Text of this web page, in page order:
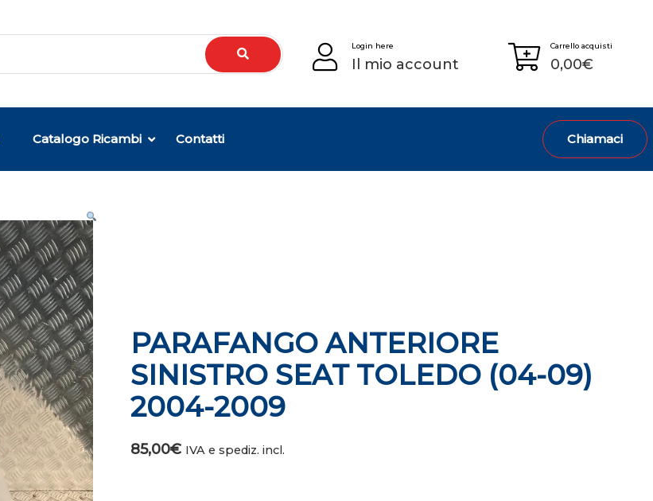
Login here
Il mio account
Carrello acquisti
0,00€
Catalogo Ricambi Contatti Chiamaci
PARAFANGO ANTERIORE
SINISTRO SEAT TOLEDO (04-09)
2004-2009
85,00€ IVA e spediz. incl.